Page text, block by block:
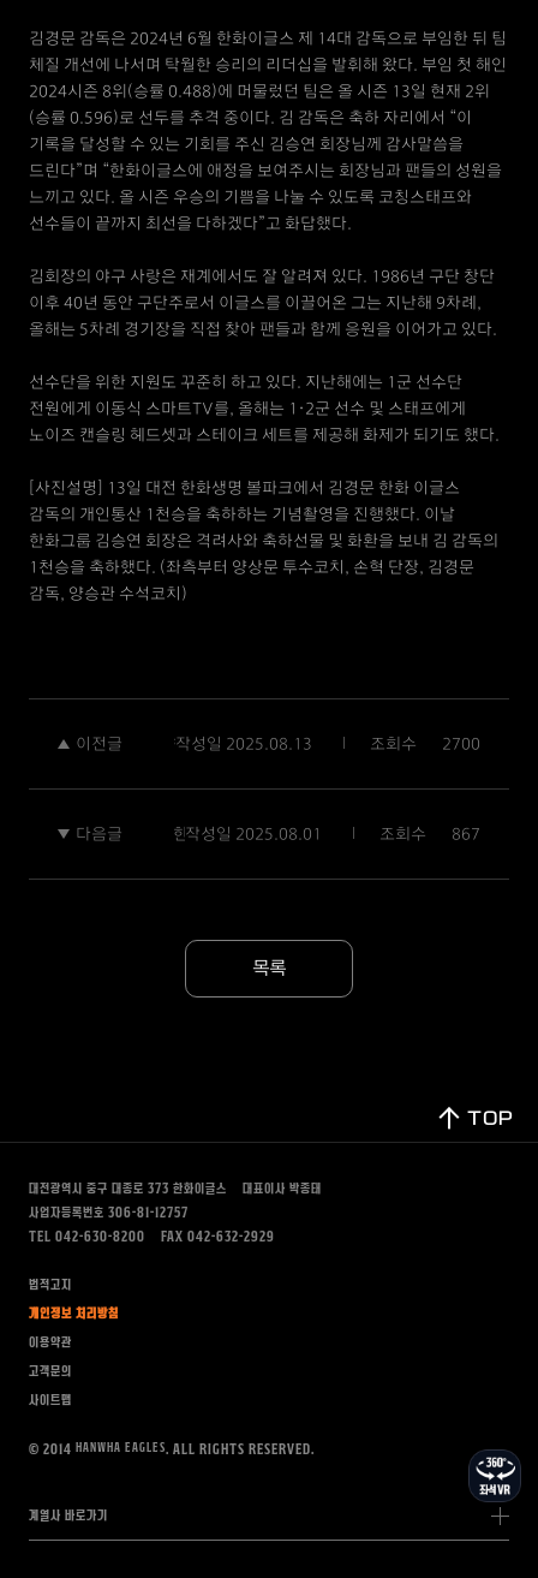
김경문 감독은 2024년 6월 한화이글스 제 14대 감독으로 부임한 뒤 팀
체질 개선에 나서며 탁월한 승리의 리더십을 발휘해 왔다. 부임 첫 해인
2024시즌 8위(승률 0.488)에 머물렀던 팀은 올 시즌 13일 현재 2위
(승률 0.596)로 선두를 추격 중이다. 김 감독은 축하 자리에서 “이
기록을 달성할 수 있는 기회를 주신 김승연 회장님께 감사말씀을
드린다”며 “한화이글스에 애정을 보여주시는 회장님과 팬들의 성원을
느끼고 있다. 올 시즌 우승의 기쁨을 나눌 수 있도록 코칭스태프와
선수들이 끝까지 최선을 다하겠다”고 화답했다.
김회장의 야구 사랑은 재계에서도 잘 알려져 있다. 1986년 구단 창단
이후 40년 동안 구단주로서 이글스를 이끌어온 그는 지난해 9차례,
올해는 5차례 경기장을 직접 찾아 팬들과 함께 응원을 이어가고 있다.
선수단을 위한 지원도 꾸준히 하고 있다. 지난해에는 1군 선수단
전원에게 이동식 스마트TV를, 올해는 1·2군 선수 및 스태프에게
노이즈 캔슬링 헤드셋과 스테이크 세트를 제공해 화제가 되기도 했다.
[사진설명] 13일 대전 한화생명 볼파크에서 김경문 한화 이글스
감독의 개인통산 1천승을 축하하는 기념촬영을 진행했다. 이날
한화그룹 김승연 회장은 격려사와 축하선물 및 화환을 보내 김 감독의
1천승을 축하했다. (좌측부터 양상문 투수코치, 손혁 단장, 김경문
감독, 양승관 수석코치)
이전글 한화이글스, 홈 최다 매진 리그 신기록 + 구단 최초 90만 관중 달성
작성일 2025.08.13 조회수 2700
다음글 한화이글스, ‘디지털 독서 나눔 캠페인’ 진행
작성일 2025.08.01 조회수 867
목록
TOP
대전광역시 중구 대종로 373 한화이글스
대표이사 박종태
사업자등록번호 306-81-12757
TEL 042-630-8200
FAX 042-632-2929
법적고지
개인정보 처리방침
이용약관
고객문의
사이트맵
© 2014 HANWHA EAGLES. All rights Reserved.
계열사 바로가기